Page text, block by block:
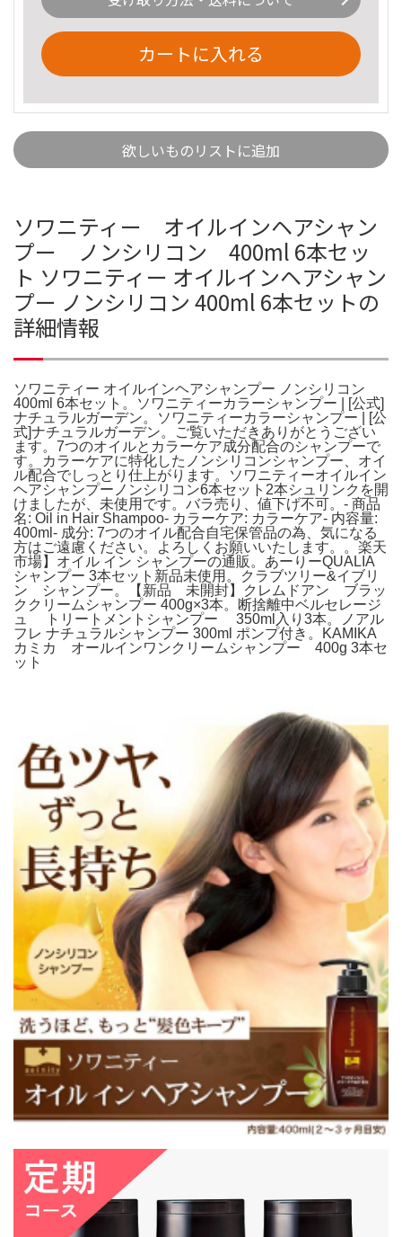
カートに入れる
欲しいものリストに追加
ソワニティー オイルインヘアシャン
プー ノンシリコン 400ml 6本セッ
ト ソワニティー オイルインヘアシャン
プー ノンシリコン 400ml 6本セットの
詳細情報
ソワニティー オイルインヘアシャンプー ノンシリコン
400ml 6本セット。ソワニティーカラーシャンプー | [公式]
ナチュラルガーデン。ソワニティーカラーシャンプー | [公
式]ナチュラルガーデン。ご覧いただきありがとうござい
ます。7つのオイルとカラーケア成分配合のシャンプーで
す。カラーケアに特化したノンシリコンシャンプー、オイ
ル配合でしっとり仕上がります。ソワニティーオイルイン
ヘアシャンプーノンシリコン6本セット2本シュリンクを開
けましたが、未使用です。バラ売り、値下げ不可。- 商品
名: Oil in Hair Shampoo- カラーケア: カラーケア- 内容量:
400ml- 成分: 7つのオイル配合自宅保管品の為、気になる
方はご遠慮ください。よろしくお願いいたします。。楽天
市場】オイル イン シャンプーの通販。あーりーQUALIA
シャンプー 3本セット新品未使用。クラブツリー&イブリ
ン シャンプー。【新品 未開封】クレムドアン ブラッ
ククリームシャンプー 400g×3本。断捨離中ベルセレージ
ュ トリートメントシャンプー 350ml入り3本。ノアル
フレ ナチュラルシャンプー 300ml ポンプ付き。KAMIKA
カミカ オールインワンクリームシャンプー 400g 3本セ
ット